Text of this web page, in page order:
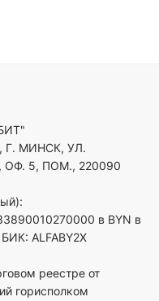
Г. МИНСК, УЛ.
5, ПОМ., 220090
в BYN в
ALFABY2X
реестре от
горисполком